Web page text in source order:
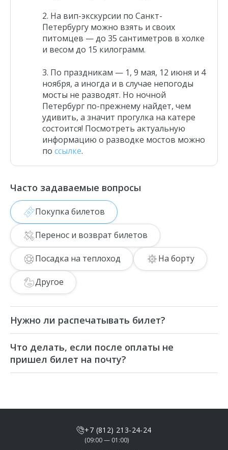
На вип-экскурсии по Санкт-
Петербургу можно взять и своих
питомцев — до 35 сантиметров в холке
и весом до 15 килограмм.
По праздникам — 1, 9 мая, 12 июня и 4
ноября, а иногда и в случае непогоды
мосты не разводят. Но ночной
Петербург по-прежнему найдет, чем
удивить, а значит прогулка на катере
состоится! Посмотреть актуальную
информацию о разводке мостов можно
по ссылке.
Часто задаваемые вопросы
Покупка билетов
Перенос и возврат билетов
Посадка на теплоход На борту
Другое
Нужно ли распечатывать билет?
экскурсии необязательно, достаточно при
посадке показать его с экрана телефона.
Что делать, если после оплаты не
пришел билет на почту?
Возможно вы допустили ошибку в
Чтобы мы могли это проверить и
прислать билет повторно, позвоните
+7 (812) 213-24-24
(09:00 — 01:00)